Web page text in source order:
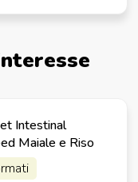
Intestinal
Maiale e Riso